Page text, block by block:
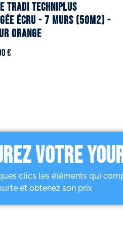
TRADI TECHNIPLUS
écru - 7 murs (50m2) -
orange
€
VOTRE
clics les éléments qui
et obtenez son prix